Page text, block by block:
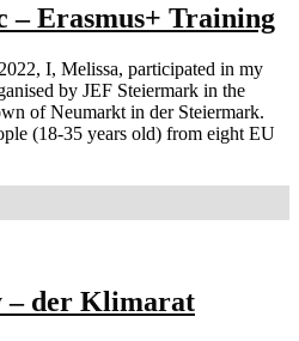
– Erasmus+ Training
I, Melissa, participated in my
by JEF Steiermark in the
of Neumarkt in der Steiermark.
(18-35 years old) from eight EU
– der Klimarat